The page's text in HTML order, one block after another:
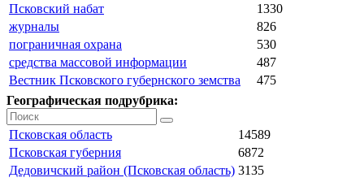
Псковский набат
1330
журналы
826
пограничная охрана
530
средства массовой информации
487
Вестник Псковского губернского земства
475
Географическая подрубрика:
Псковская область
14589
Псковская губерния
6872
Дедовичский район (Псковская область) 3135